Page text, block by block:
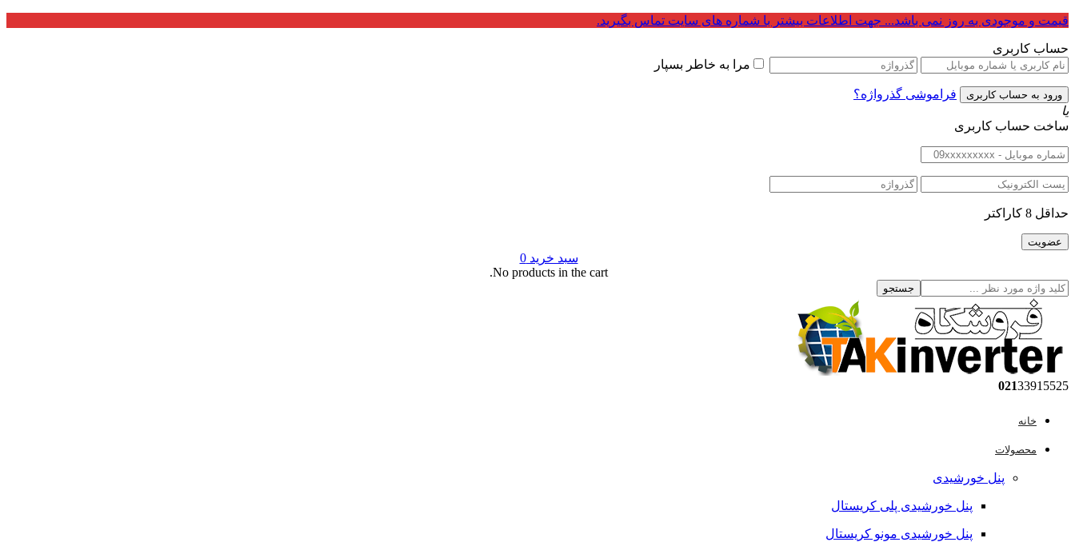
قیمت و موجودی به روز نمی باشد... جهت اطلاعات بیشتر با شماره های سایت تماس بگیرید.
حساب کاربری
مرا به خاطر بسپار
فراموشی گذرواژه؟
یا
ساخت حساب کاربری
حداقل 8 کاراکتر
سبد خرید0
No products in the cart.
جستجو
02133915525
خانه
محصولات
پنل خورشیدی
پنل خورشیدی پلی کریستال
پنل خورشیدی مونو کریستال